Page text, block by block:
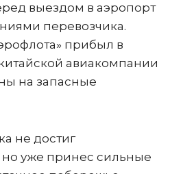
выездом в аэропорт
перевозчика.
прибыл в
авиакомпании
на запасные
не достиг
но уже принес сильные